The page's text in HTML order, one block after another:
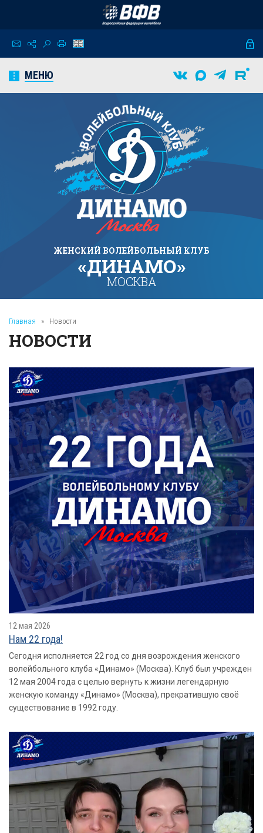
МЕНЮ
ЖЕНСКИЙ ВОЛЕЙБОЛЬНЫЙ КЛУБ
«ДИНАМО»
МОСКВА
Главная » Новости
НОВОСТИ
12 мая 2026
Нам 22 года!
Сегодня исполняется 22 год со дня возрождения женского
волейбольного клуба «Динамо» (Москва). Клуб был учрежден
12 мая 2004 года с целью вернуть к жизни легендарную
женскую команду «Динамо» (Москва), прекратившую своё
существование в 1992 году.